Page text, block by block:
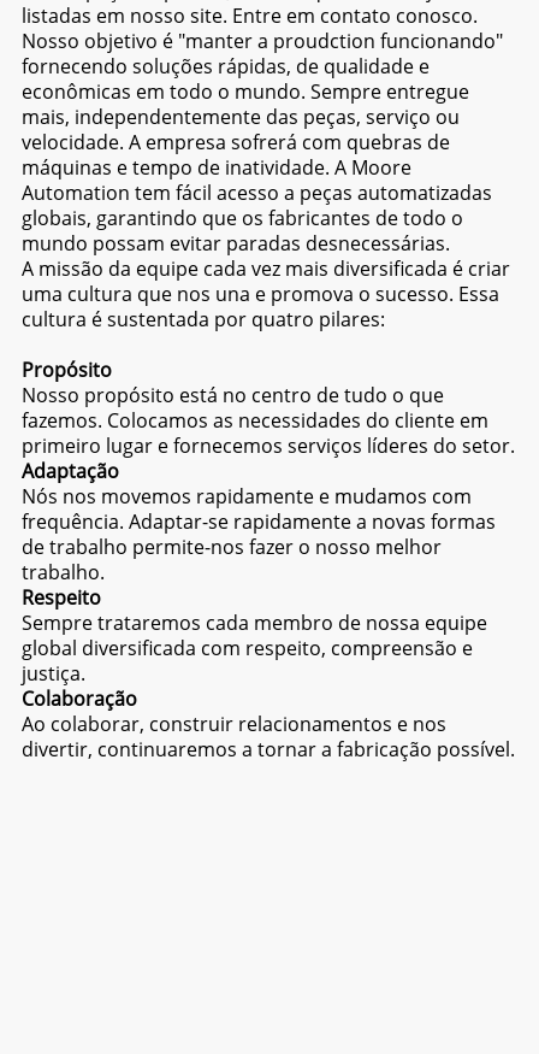
listadas em nosso site. Entre em contato conosco.
Nosso objetivo é "manter a proudction funcionando"
fornecendo soluções rápidas, de qualidade e
econômicas em todo o mundo. Sempre entregue
mais, independentemente das peças, serviço ou
velocidade. A empresa sofrerá com quebras de
máquinas e tempo de inatividade. A Moore
Automation tem fácil acesso a peças automatizadas
globais, garantindo que os fabricantes de todo o
mundo possam evitar paradas desnecessárias.
A missão da equipe cada vez mais diversificada é criar
uma cultura que nos una e promova o sucesso. Essa
cultura é sustentada por quatro pilares:
Propósito
Nosso propósito está no centro de tudo o que
fazemos. Colocamos as necessidades do cliente em
primeiro lugar e fornecemos serviços líderes do setor.
Adaptação
Nós nos movemos rapidamente e mudamos com
frequência. Adaptar-se rapidamente a novas formas
de trabalho permite-nos fazer o nosso melhor
trabalho.
Respeito
Sempre trataremos cada membro de nossa equipe
global diversificada com respeito, compreensão e
justiça.
Colaboração
Ao colaborar, construir relacionamentos e nos
divertir, continuaremos a tornar a fabricação possível.